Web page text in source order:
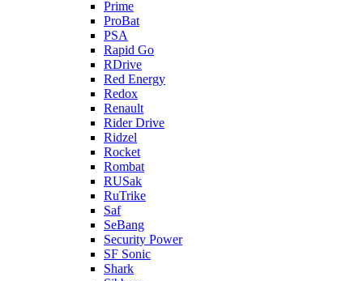
Prime
ProBat
PSA
Rapid Go
RDrive
Red Energy
Redox
Renault
Rider Drive
Ridzel
Rocket
Rombat
RUSak
RuTrike
Saf
SeBang
Security Power
SF Sonic
Shark